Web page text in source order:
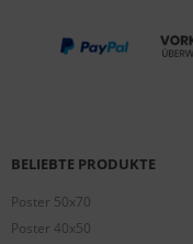
BELIEBTE PRODUKTE
Poster 50x70
Poster 40x50